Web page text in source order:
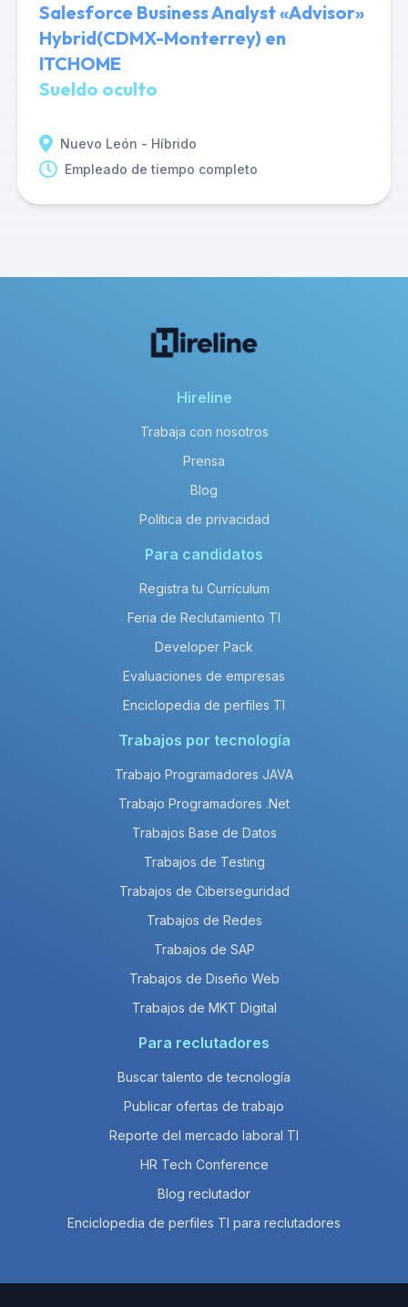
Salesforce Business Analyst «Advisor»
Hybrid(CDMX-Monterrey) en
ITCHOME
Sueldo oculto
Nuevo León - Híbrido
Empleado de tiempo completo
Hireline
Trabaja con nosotros
Prensa
Blog
Política de privacidad
Para candidatos
Registra tu Currículum
Feria de Reclutamiento TI
Developer Pack
Evaluaciones de empresas
Enciclopedia de perfiles TI
Trabajos por tecnología
Trabajo Programadores JAVA
Trabajo Programadores .Net
Trabajos Base de Datos
Trabajos de Testing
Trabajos de Ciberseguridad
Trabajos de Redes
Trabajos de SAP
Trabajos de Diseño Web
Trabajos de MKT Digital
Para reclutadores
Buscar talento de tecnología
Publicar ofertas de trabajo
Reporte del mercado laboral TI
HR Tech Conference
Blog reclutador
Enciclopedia de perfiles TI para reclutadores